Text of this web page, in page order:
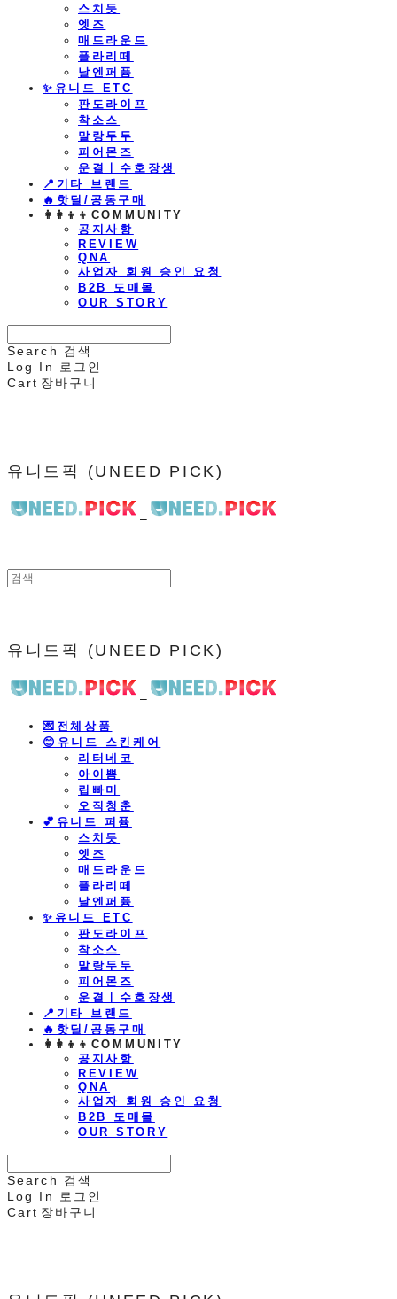
스치듯
엣즈
매드라운드
플라리떼
날엔퍼퓸
​✨유니드 ETC
판도라이프
착소스
말랑두두
피어몬즈
운결ㅣ수호장생
📍기타 브랜드
🔥핫딜/공동구매
👩‍👩‍👦‍👦COMMUNITY
공지사항
REVIEW
QNA
사업자 회원 승인 요청
B2B 도매몰
OUR STORY
Search
검색
Log In
로그인
Cart 장바구니
유니드픽 (UNEED PICK)
유니드픽 (UNEED PICK)
💌전체상품
😊유니드 스킨케어
리터네코
아이쁨
립빠미
오직청춘
💕유니드 퍼퓸
스치듯
엣즈
매드라운드
플라리떼
날엔퍼퓸
​✨유니드 ETC
판도라이프
착소스
말랑두두
피어몬즈
운결ㅣ수호장생
📍기타 브랜드
🔥핫딜/공동구매
👩‍👩‍👦‍👦COMMUNITY
공지사항
REVIEW
QNA
사업자 회원 승인 요청
B2B 도매몰
OUR STORY
Search
검색
Log In
로그인
Cart 장바구니